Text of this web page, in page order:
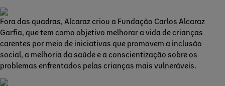
Fora das quadras, Alcaraz criou a Fundação Carlos Alcaraz
Garfia, que tem como objetivo melhorar a vida de crianças
carentes por meio de iniciativas que promovem a inclusão
social, a melhoria da saúde e a conscientização sobre os
problemas enfrentados pelas crianças mais vulneráveis.